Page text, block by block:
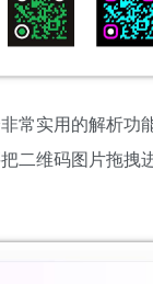
常实用的解析
二维码图片拖